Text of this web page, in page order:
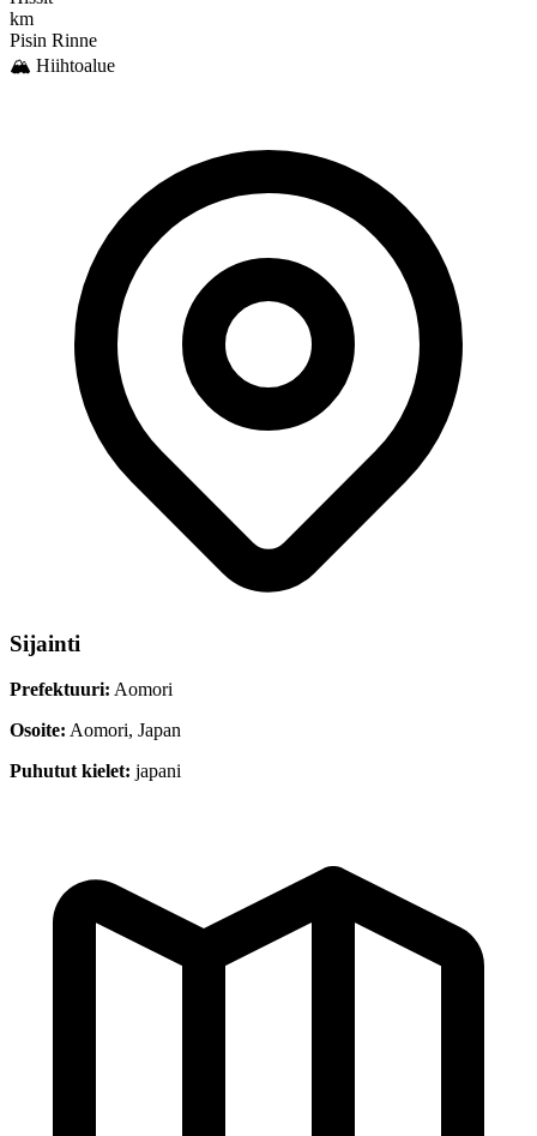
km
Pisin Rinne
🏔️ Hiihtoalue
Sijainti
Prefektuuri: Aomori
Osoite: Aomori, Japan
Puhutut kielet: japani